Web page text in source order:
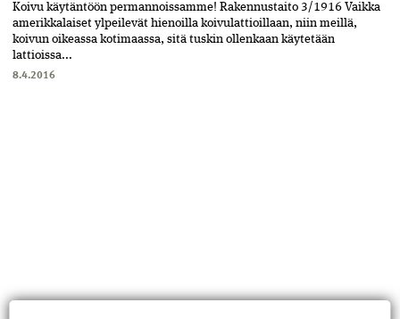
Koivu käytäntöön permannoissamme! Rakennustaito 3/1916 Vaikka
amerikkalaiset ylpeilevät hienoilla koivulattioillaan, niin meillä,
koivun oikeassa kotimaassa, sitä tuskin ollenkaan käytetään
lattioissa...
8.4.2016